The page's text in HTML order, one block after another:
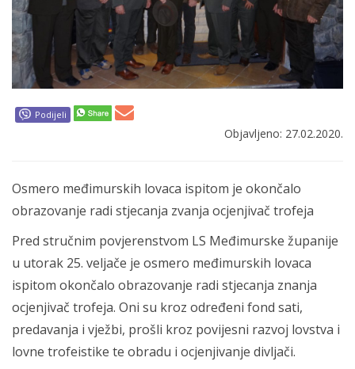
Podijeli
Objavljeno: 27.02.2020.
Osmero međimurskih lovaca ispitom je okončalo
obrazovanje radi stjecanja zvanja ocjenjivač trofeja
Pred stručnim povjerenstvom LS Međimurske županije
u utorak 25. veljače je osmero međimurskih lovaca
ispitom okončalo obrazovanje radi stjecanja znanja
ocjenjivač trofeja. Oni su kroz određeni fond sati,
predavanja i vježbi, prošli kroz povijesni razvoj lovstva i
lovne trofeistike te obradu i ocjenjivanje divljači.